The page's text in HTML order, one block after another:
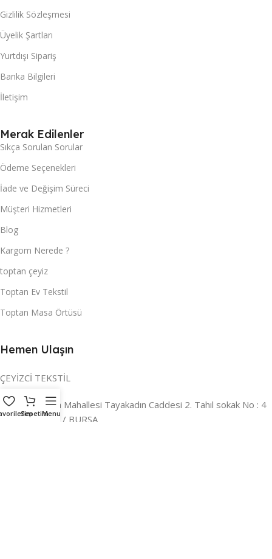
Gizlilik Sözleşmesi
Üyelik Şartları
Yurtdışı Sipariş
Banka Bilgileri
İletişim
Merak Edilenler
Sıkça Sorulan Sorular
Ödeme Seçenekleri
İade ve Değişim Süreci
Müşteri Hizmetleri
Blog
Kargom Nerede ?
toptan çeyiz
Toptan Ev Tekstil
Toptan Masa Örtüsü
Hemen Ulaşın
ÇEYİZCİ TEKSTİL
Adres:Reyhan Mahallesi Tayakadın Caddesi 2. Tahıl sokak No : 4
/ a Osmangazi / BURSA
SepetimMenu